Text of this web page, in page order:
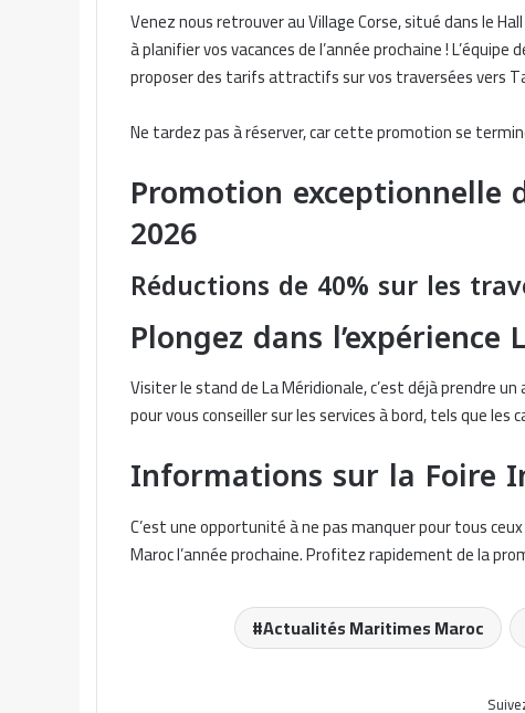
Venez nous retrouver au Village Corse, situé dans le
à planifier vos vacances de l’année prochaine !
proposer des tarifs attractifs sur vos traversées vers
Ne tardez pas à réserver, car cette promotion se
Promotion exceptionnelle
2026
Réductions de 40% sur les
Plongez dans
Visiter le stand de La Méridionale, c’est déjà prendre
pour vous conseiller sur les services à bord, tels que
Informations sur la Foire
C’est une opportunité à ne pas manquer pour tous
Maroc l’année prochaine. Profitez rapidement de la
Actualités Maritimes Maroc